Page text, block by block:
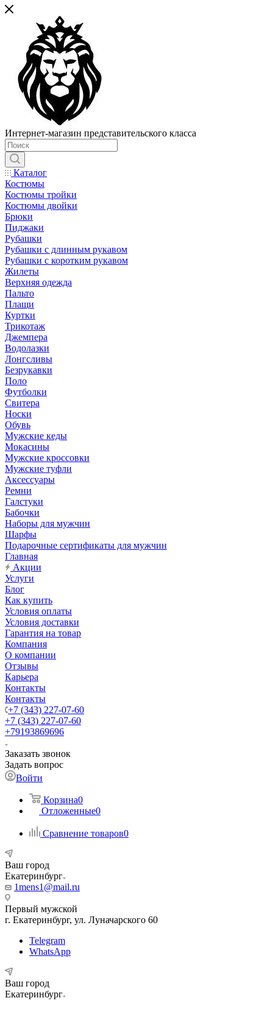
Интернет-магазин представительского класса
Каталог
Костюмы
Костюмы тройки
Костюмы двойки
Брюки
Пиджаки
Рубашки
Рубашки с длинным рукавом
Рубашки с коротким рукавом
Жилеты
Верхняя одежда
Пальто
Плащи
Куртки
Трикотаж
Джемпера
Водолазки
Лонгсливы
Безрукавки
Поло
Футболки
Свитера
Носки
Обувь
Мужские кеды
Мокасины
Мужские кроссовки
Мужские туфли
Аксессуары
Ремни
Галстуки
Бабочки
Наборы для мужчин
Шарфы
Подарочные сертификаты для мужчин
Главная
Акции
Услуги
Блог
Как купить
Условия оплаты
Условия доставки
Гарантия на товар
Компания
О компании
Отзывы
Карьера
Контакты
Контакты
+7 (343) 227-07-60
+7 (343) 227-07-60
+79193869696
Заказать звонок
Задать вопрос
Войти
Корзина0
Отложенные0
Сравнение товаров0
Ваш город
Екатеринбург
1mens1@mail.ru
Первый мужской
г. Екатеринбург, ул. Луначарского 60
Telegram
WhatsApp
Ваш город
Екатеринбург